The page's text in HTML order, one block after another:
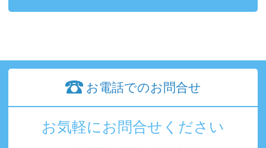
お電話でのお問合せ
お気軽にお問合せください